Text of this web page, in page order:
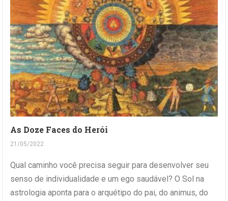
As Doze Faces do Herói
21/05/2022
Qual caminho você precisa seguir para desenvolver seu
senso de individualidade e um ego saudável? O Sol na
astrologia aponta para o arquétipo do pai, do animus, do